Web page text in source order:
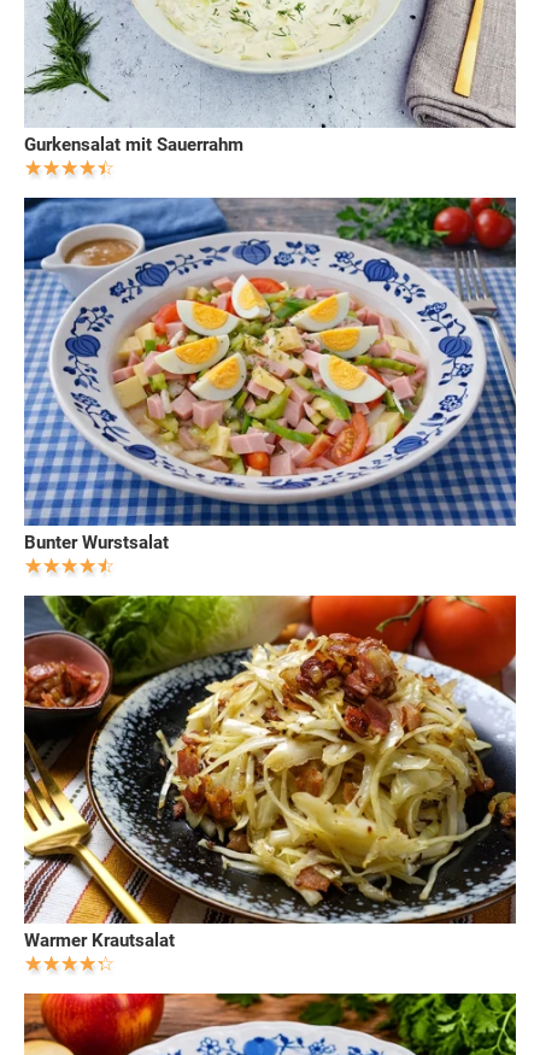
Gurkensalat mit Sauerrahm
Bunter Wurstsalat
Warmer Krautsalat